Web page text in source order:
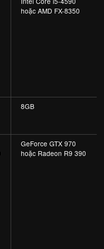
hoặc AMD FX-8350
8GB
GeForce GTX 970
hoặc Radeon R9 390